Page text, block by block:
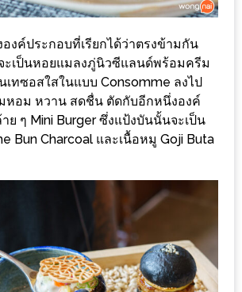
องค์ประกอบที่เรียกได้ว่าตรงข้ามกัน
ะเป็นหอยแมลงภู่นิวซีแลนด์พร้อมครีม
เทซอสใสในแบบ Consomme ลงไป
หอม หวาน สดชื่น ตัดกับอีกหนึ่งองค์
ย ๆ Mini Burger ซึ่งแป้งบันนั้นจะเป็น
Bun Charcoal และเนื้อหมู Goji Buta